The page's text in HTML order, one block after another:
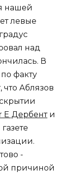
нашей
левые
над
В
факту
что Аблязов
E Дербенти
-
причиной